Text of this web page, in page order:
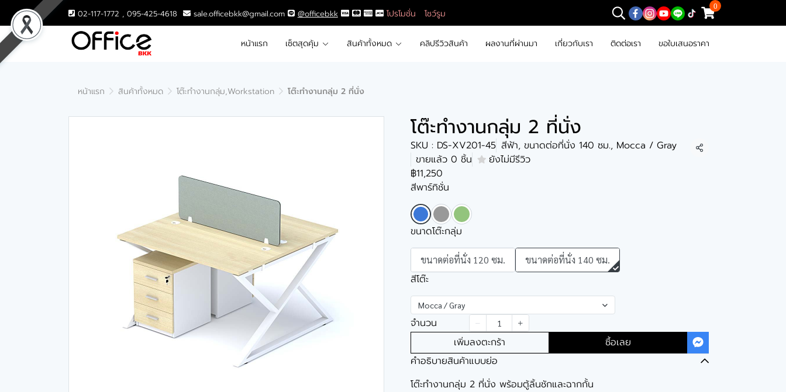
02-117-1772 , 095-425-4618 sale.officebkk@gmail.com @officebkk โปรโมชั่น โชว์รูม
0
หน้าแรก เซ็ตสุดคุ้ม สินค้าทั้งหมด คลิปรีวิวสินค้า ผลงานที่ผ่านมา เกี่ยวกับเรา ติดต่อเรา ขอใบเสนอราคา
หน้าแรก สินค้าทั้งหมด โต๊ะทำงานกลุ่ม,Workstation โต๊ะทำงานกลุ่ม 2 ที่นั่ง
โต๊ะทำงานกลุ่ม 2 ที่นั่ง
SKU : DS-XV201-45 สีฟ้า, ขนาดต่อที่นั่ง 140 ซม., Mocca / Gray
ขายแล้ว 0 ชิ้น
ยังไม่มีรีวิว
แชร์
฿11,250
สีพาร์ทิชั่น
ขนาดโต๊ะกลุ่ม
ขนาดต่อที่นั่ง 120 ซม. ขนาดต่อที่นั่ง 140 ซม.
สีโต๊ะ
Mocca / Gray
จำนวน
เพิ่มลงตะกร้า
ซื้อเลย
คำอธิบายสินค้าแบบย่อ
โต๊ะทำงานกลุ่ม 2 ที่นั่ง พร้อมตู้ลิ้นชักและฉากกั้น